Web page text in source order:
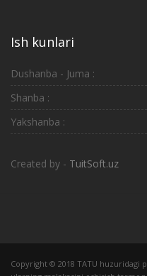
Ish kunlari
Dushanba - Juma :
Shanba :
Yakshanba :
Created by - TuitSoft.uz
Copyright © 2018 TATU huzuridagi